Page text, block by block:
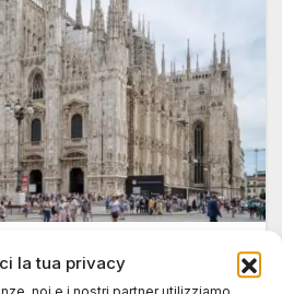
la tua privacy
Milano